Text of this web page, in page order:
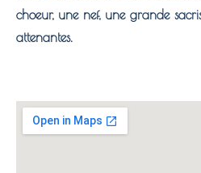
choeur, une nef, une grande
attenantes.